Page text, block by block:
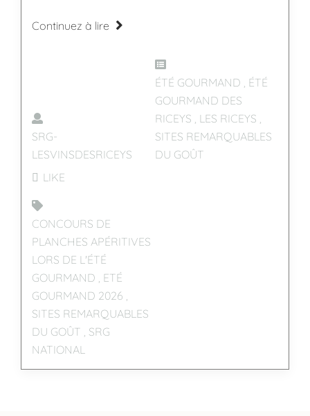
Continuez à lire
SRG-
LESVINSDESRICEYS
ÉTÉ GOURMAND
ÉTÉ
GOURMAND DES
RICEYS
LES RICEYS
SITES REMARQUABLES
DU GOÛT
LIKE
CONCOURS DE
PLANCHES APÉRITIVES
LORS DE L'ÉTÉ
GOURMAND , ETÉ
GOURMAND 2026 ,
SITES REMARQUABLES
DU GOÛT , SRG
NATIONAL